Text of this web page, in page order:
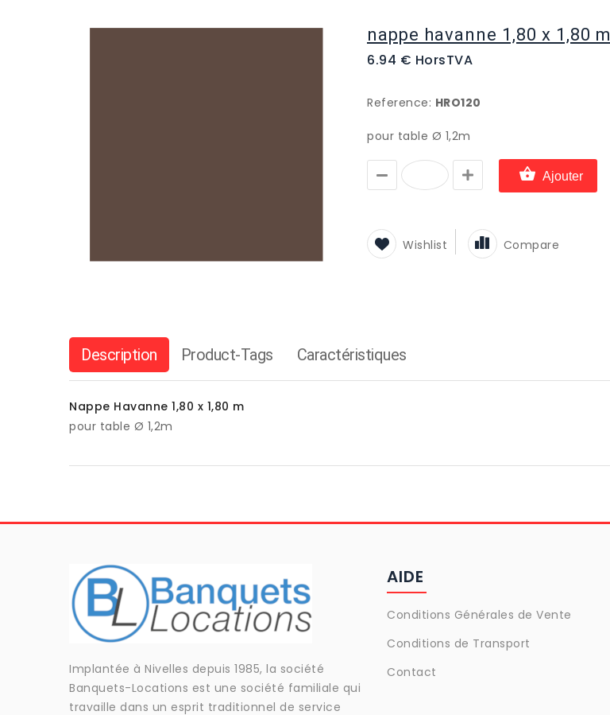
nappe havanne 1,80 x 1,80 m
6.94 € HorsTVA
Reference: HRO120
pour table Ø 1,2m
Ajouter
Wishlist Compare
Description Product-Tags Caractéristiques
Nappe Havanne 1,80 x 1,80 m
pour table Ø 1,2m
Implantée à Nivelles depuis 1985, la société
Banquets-Locations est une société familiale qui
travaille dans un esprit traditionnel de service
AIDE
Conditions Générales de Vente
Conditions de Transport
Contact